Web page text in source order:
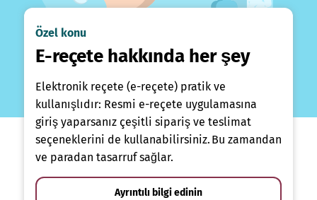
Özel konu
E-reçete hakkında her şey
Elektronik reçete (e-reçete) pratik ve
kullanışlıdır: Resmi e-reçete uygulamasına
giriş yaparsanız çeşitli sipariş ve teslimat
seçeneklerini de kullanabilirsiniz. Bu zamandan
ve paradan tasarruf sağlar.
Ayrıntılı bilgi edinin